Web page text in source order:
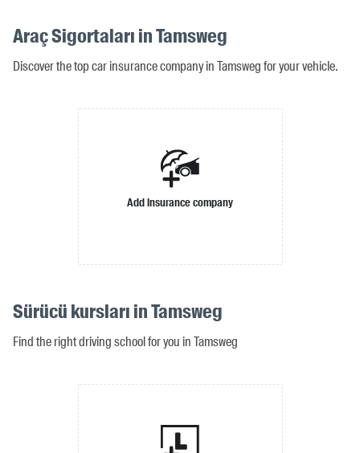
Araç Sigortaları in Tamsweg
Discover the top car insurance company in Tamsweg for your vehicle.
Add insurance company
Sürücü kursları in Tamsweg
Find the right driving school for you in Tamsweg